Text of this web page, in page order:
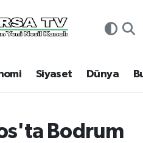
Siyaset Dünya
Bodrum